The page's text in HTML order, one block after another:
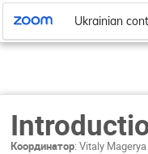
Ukrainian
Координатор: Vitaly Magerya